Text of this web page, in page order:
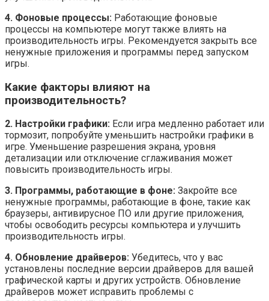
4. Фоновые процессы: Работающие фоновые
процессы на компьютере могут также влиять на
производительность игры. Рекомендуется закрыть все
ненужные приложения и программы перед запуском
игры.
Какие факторы влияют на
производительность?
2. Настройки графики: Если игра медленно работает или
тормозит, попробуйте уменьшить настройки графики в
игре. Уменьшение разрешения экрана, уровня
детализации или отключение сглаживания может
повысить производительность игры.
3. Программы, работающие в фоне: Закройте все
ненужные программы, работающие в фоне, такие как
браузеры, антивирусное ПО или другие приложения,
чтобы освободить ресурсы компьютера и улучшить
производительность игры.
4. Обновление драйверов: Убедитесь, что у вас
установлены последние версии драйверов для вашей
графической карты и других устройств. Обновление
драйверов может исправить проблемы с